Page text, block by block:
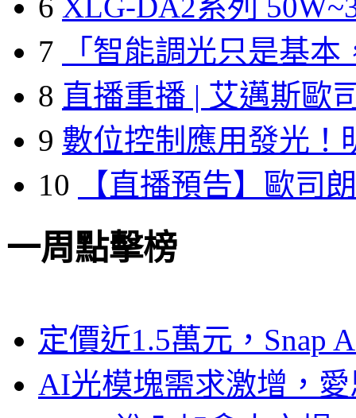
6 XLG-DA2系列
7
「智能調光只是基本
8 直播重播 | 艾邁斯歐
9 數位控制應用發光！
10
【直播預告】歐司
一周點擊榜
定價近1.5萬元，Snap
AI光模塊需求激增，